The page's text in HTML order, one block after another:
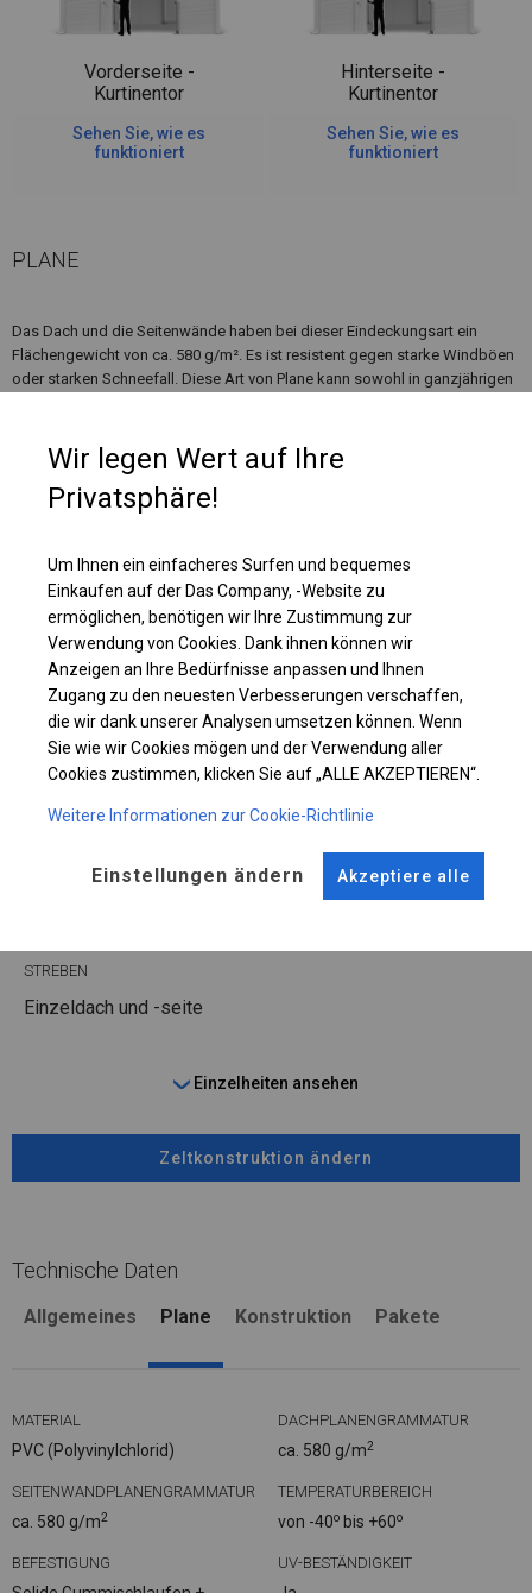
Vorderseite -
Kurtinentor
Sehen Sie, wie es
funktioniert
Hinterseite -
Kurtinentor
Sehen Sie, wie es
funktioniert
PLANE
Das Dach und die Seitenwände haben bei dieser Eindeckungsart ein
Flächengewicht von ca. 580 g/m². Es ist resistent gegen starke Windböen
oder starken Schneefall. Diese Art von Plane kann sowohl in ganzjährigen
KONSTRUKTION
POLAR
STRINGS
STREBEN
Einzeldach und -seite
Einzelheiten ansehen
Zeltkonstruktion ändern
Technische Daten
Allgemeines Plane Konstruktion Pakete
MATERIAL
PVC (Polyvinylchlorid)
DACHPLANENGRAMMATUR
ca. 580 g/m2
SEITENWANDPLANENGRAMMATUR
ca. 580 g/m2
TEMPERATURBEREICH
von -40o bis +60o
BEFESTIGUNG UV-BESTÄNDIGKEIT
Wir legen Wert auf Ihre
Privatsphäre!
Um Ihnen ein einfacheres Surfen und bequemes
Einkaufen auf der Das Company, -Website zu
ermöglichen, benötigen wir Ihre Zustimmung zur
Verwendung von Cookies. Dank ihnen können wir
Anzeigen an Ihre Bedürfnisse anpassen und Ihnen
Zugang zu den neuesten Verbesserungen verschaffen,
die wir dank unserer Analysen umsetzen können. Wenn
Sie wie wir Cookies mögen und der Verwendung aller
Cookies zustimmen, klicken Sie auf „ALLE AKZEPTIEREN“.
Weitere Informationen zur Cookie-Richtlinie
Einstellungen ändern Akzeptiere alle